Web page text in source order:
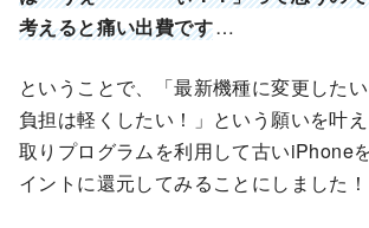
考えると痛い出費です…
ということで、「最新機種に変更した
負担は軽くしたい！」という願いを叶
取りプログラムを利用して古いiPhone
イントに還元してみることにしました！